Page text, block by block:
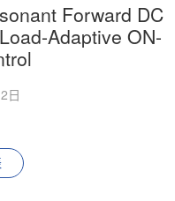
Forward DC
Adaptive ON-
日